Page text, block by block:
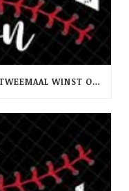
PERFECT WEEKEND STORKS MET TWEEMAAL WINST OP RCH -PINQUINS